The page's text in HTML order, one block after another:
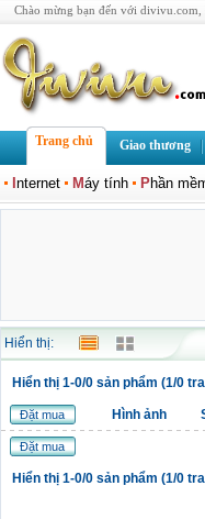
Chào mừng bạn đến với divivu.com,
Trang chủ Giao thương
nternet Máy tính Phần
Hiển thị:
Hiển thị 1-0/0 sản phẩm (1/0
Đặt mua Hình ảnh
Đặt mua
Hiển thị 1-0/0 sản phẩm (1/0